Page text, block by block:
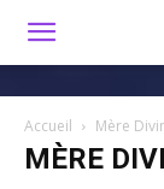
Accueil Mère
MÈRE